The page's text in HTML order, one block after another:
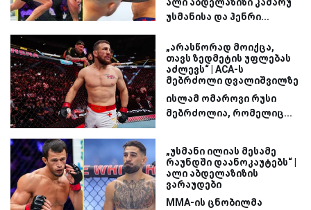
უსმანისა და ჰენრი...
„არასწორად მოიქცა,
თავს ზედმეტის უფლებას
აძლევს“ | ACA-ს
მებრძოლი დვალიშვილზე
ისლამ ომაროვი რუსი
მებრძოლია, რომელიც...
„უსმანი ილიას მესამე
რაუნდში დაანოკაუტებს“ |
ალი აბდელაზიზის
ვარაუდები
MMA-ის ცნობილმა